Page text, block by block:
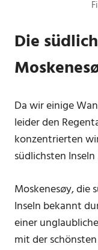
Die
Da wir einige
leider den
konzentrierten
südlichsten
Moskenesøy, die
Inseln bekannt
einer
mit der